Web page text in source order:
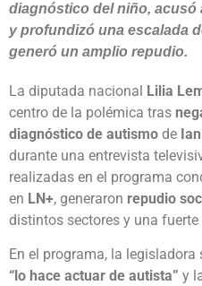
diagnóstico del niño, acusó
y profundizó una escalada
generó un amplio repudio.
La diputada nacional Lilia
centro de la polémica tras
diagnóstico de autismo de
durante una entrevista
realizadas en el programa
en LN+, generaron repudio
distintos sectores y una
En el programa, la legisladora
“lo hace actuar de autista” y